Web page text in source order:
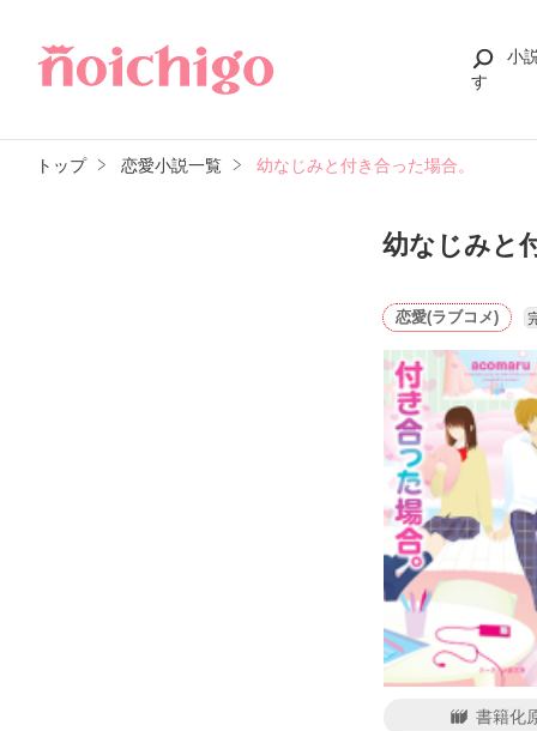
小
す
トップ 恋愛小説一覧 幼なじみと付き合った場合。
幼なじみと
恋愛(ラブコメ)
書籍化